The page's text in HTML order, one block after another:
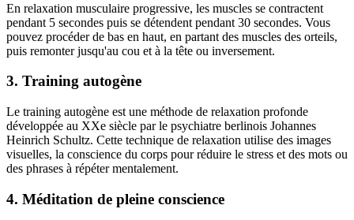
En relaxation musculaire progressive, les muscles se contractent
pendant 5 secondes puis se détendent pendant 30 secondes. Vous
pouvez procéder de bas en haut, en partant des muscles des orteils,
puis remonter jusqu'au cou et à la tête ou inversement.
3. Training autogène
Le training autogène est une méthode de relaxation profonde
développée au XXe siècle par le psychiatre berlinois Johannes
Heinrich Schultz. Cette technique de relaxation utilise des images
visuelles, la conscience du corps pour réduire le stress et des mots ou
des phrases à répéter mentalement.
4. Méditation de pleine conscience